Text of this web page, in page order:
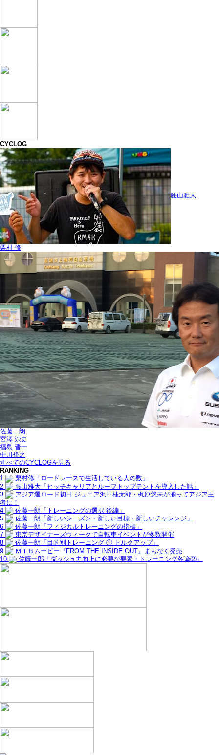
CYCLOG
腰山雅大
栗村 修
佐藤一朗
宮澤 崇史
福島 晋一
中川裕之
すべてのCYCLOGを見る
RANKING
1
栗村修「ロードレースで生活している人の数」
2
腰山雅大「ヒッチキャリアとルーフトップテントを導入した話」
3
アジア選ロード初日 ジュニア沢田桂太郎・梶原悠未が揃ってアジア王
者に！
4
佐藤一朗「トレーニングの選択 後編」
5
佐藤一朗「新しいシーズン・新しい目標・新しいチャレンジ」
6
佐藤一朗「フィジカルトレーニングの指標」
7
東京デザイナーズウィークで自転車イベントが多数開催
8
佐藤一朗「目的別トレーニング ① トルクアップ」
9
ＭＴＢムービー『FROM THE INSIDE OUT』まもなく発売
10
佐藤一郎「ダッシュ力向上に必要な要素・トレーニング各論②」